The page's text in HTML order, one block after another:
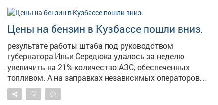
сильных ливней эта лестница регулярно
превращается в бурный водопад, а зимой страдает от
тяжести снега. Напомним, в конце июня в мэрии
сообщали, что началсяремонт лестничного спуска на
Пионерском бульваре. В администрации также
отметили, что его размыло сильным дождем.
Цены на бензин в Кузбассе пошли вниз.
результате работы штаба под руководством
губернатора Ильи Середюка удалось за неделю
увеличить на 21% количество АЗС, обеспеченных
топливом. А на заправках независимых операторов
стоимость горючего начала снижаться. Проехали по
территориям региона и убедились в этом.